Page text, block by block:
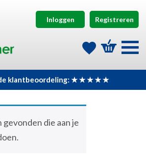
Inloggen Registreren
klantbeoordeling: ★ ★ ★ ★ ★
die aan je